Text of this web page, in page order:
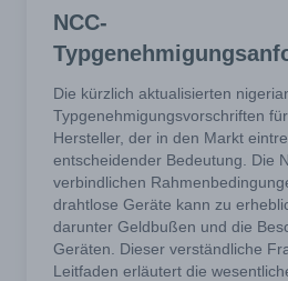
NCC-
Die kürzlich aktualisierten
Typgenehmigungsvorschriften
Hersteller, der in den Markt
entscheidender Bedeutung. Die
verbindlichen
drahtlose Geräte kann zu
darunter Geldbußen und die
Geräten. Dieser verständliche
Leitfaden erläutert die